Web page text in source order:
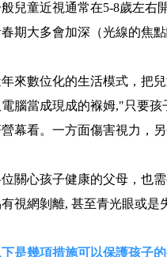
兒童近視通常在5-8歲左右
期大多會加深（光線的焦
來數位化的生活模式，把
腦當成現成的褓姆,"只要
幕看。一方面傷害視力，
關心孩子健康的父母，也
視網剝離, 甚至青光眼或是
下是幾項措施可以保護孩子